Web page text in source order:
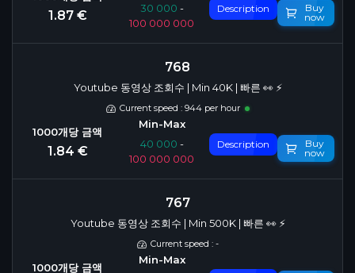
1.87 € 30 000 -
100 000 000
Description
Buy
now
768
Youtube 동영상 조회수 | Min 40K | 빠른 👀 ⚡️
Current speed : 944 per hour
1.84 € 40 000 -
100 000 000
Description
Buy
now
767
Youtube 동영상 조회수 | Min 500K | 빠른 👀 ⚡️
Current speed : -